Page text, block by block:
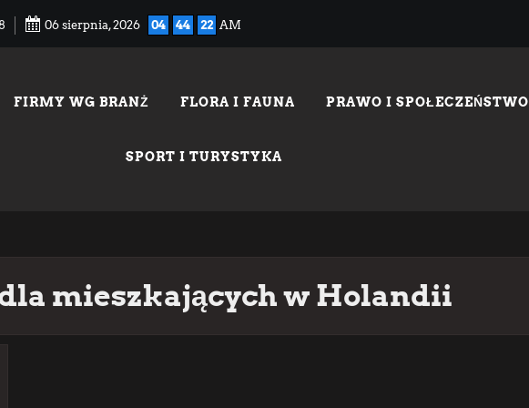
06 sierpnia, 2026 04 44 22 AM
FIRMY WG BRANŻ FLORA I FAUNA PRAWO I SPOŁECZEŃSTWO
SPORT I TURYSTYKA
mieszkających w Holandii